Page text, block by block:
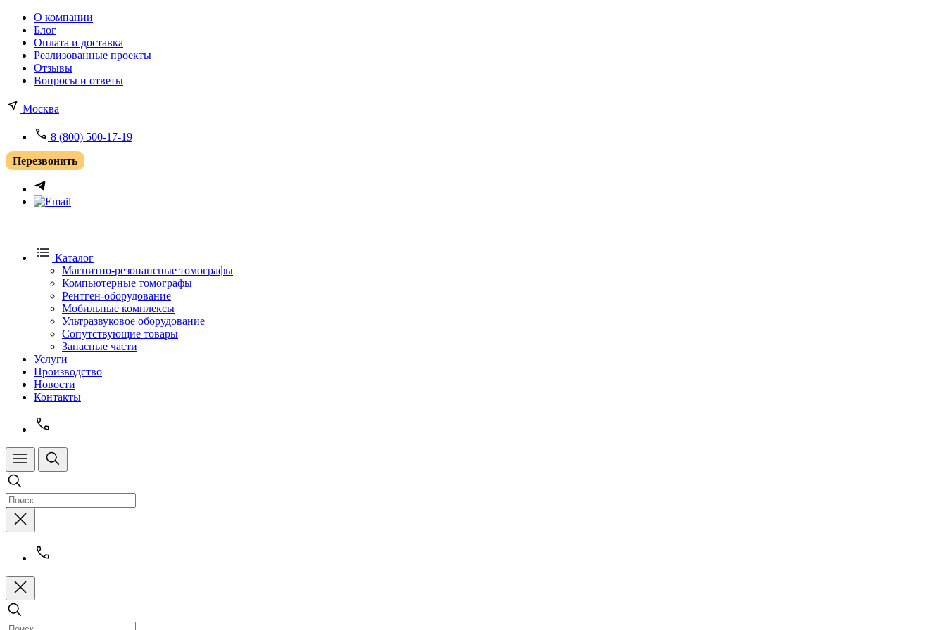
О компании
Блог
Оплата и доставка
Реализованные проекты
Отзывы
Вопросы и ответы
Москва
8 (800) 500-17-19
Перезвонить
Каталог
Магнитно-резонансные томографы
Компьютерные томографы
Рентген-оборудование
Мобильные комплексы
Ультразвуковое оборудование
Сопутствующие товары
Запасные части
Услуги
Производство
Новости
Контакты